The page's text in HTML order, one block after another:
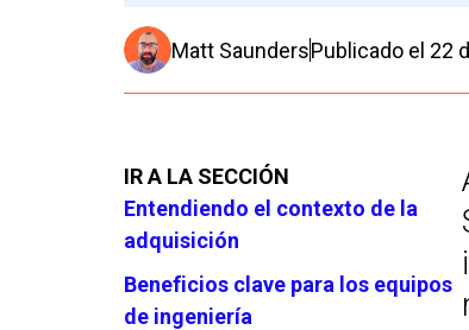
Matt SaundersPublicado el 22
IR A LA SECCIÓN
Entendiendo el contexto de la
adquisición
Beneficios clave para los equipos
de ingeniería